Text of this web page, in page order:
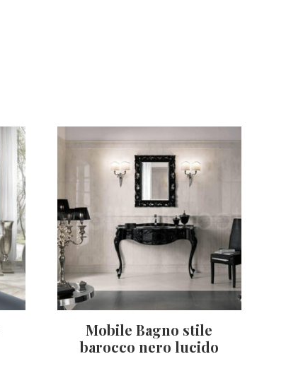
Mobile Bagno stile
barocco nero lucido